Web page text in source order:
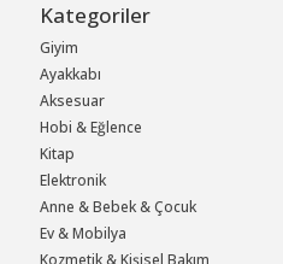
Kategoriler
Giyim
Ayakkabı
Aksesuar
Hobi & Eğlence
Kitap
Elektronik
Anne & Bebek & Çocuk
Ev & Mobilya
Kozmetik & Kişisel Bakım